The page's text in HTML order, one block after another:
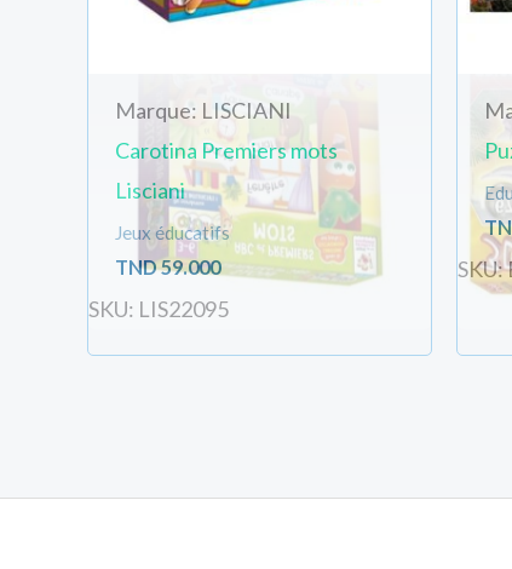
Marque: LISCIANI
Carotina Premiers mots
Lisciani
Jeux éducatifs
TND59.000
SKU: LIS22095
SKU: